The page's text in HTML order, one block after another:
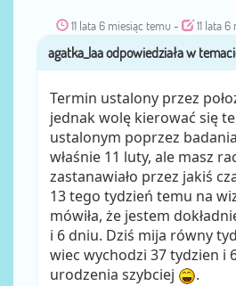
11 lata 6 miesiąc temu - 11 lata
przez
Termin ustalony przez
jednak wolę kierować się
ustalonym poprzez
właśnie 11 luty, ale masz
zastanawiało przez jakiś
13 tego tydzień temu na
mówiła, że jestem
i 6 dniu. Dziś mija równy
wiec wychodzi 37 tydzien i
urodzenia szybciej
.